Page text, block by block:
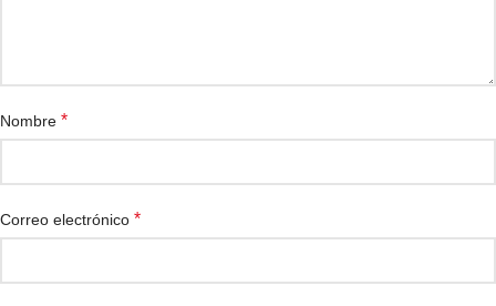
Nombre *
Correo electrónico *